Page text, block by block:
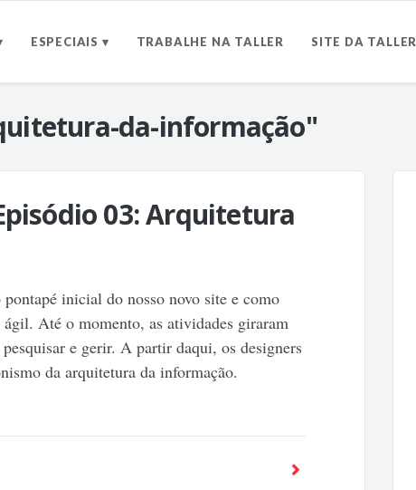
ESPECIAIS ▾ TRABALHE NA TALLER SITE DA TALLER
da-informação"
03: Arquitetura
inicial do nosso novo site e como
Até o momento, as atividades giraram
e gerir. A partir daqui, os designers
da arquitetura da informação.